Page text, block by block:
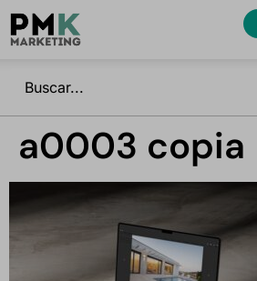
a0003 copia